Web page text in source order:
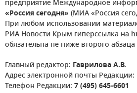
предприятие Международное
«Россия сегодня» (МИА «Россия
При любом использовании
РИА Новости Крым гиперссылка на
обязательна не ниже второго абзаца
Главный редактор: Гаврилова А.В.
Адрес электронной почты Редакции:
Телефон Редакции: 7 (495) 645-6601